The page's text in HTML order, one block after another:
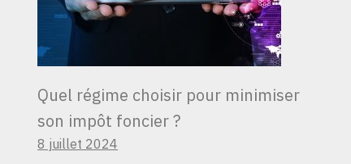
Quel régime choisir pour minimiser
son impôt foncier ?
8 juillet 2024